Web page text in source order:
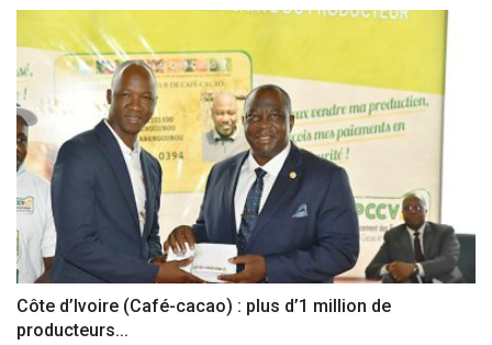
Côte d’Ivoire (Café-cacao) : plus d’1 million de
producteurs...